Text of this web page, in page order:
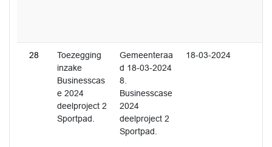
28
Toezegging
inzake
Businesscas
e 2024
deelproject 2
Sportpad.
Gemeenteraa
d 18-03-2024
8.
Businesscase
2024
deelproject 2
Sportpad.
18-03-2024